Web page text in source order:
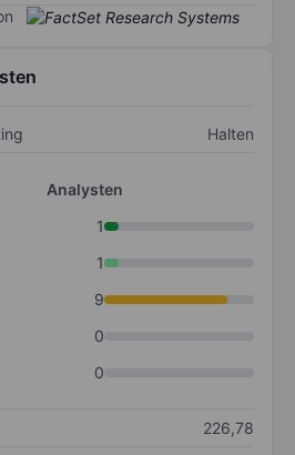
Halten
Analysten
1
1
9
0
0
226,78